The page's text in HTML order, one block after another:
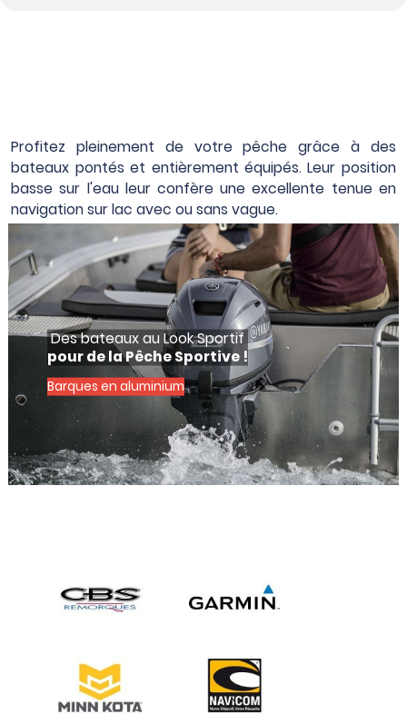
Profitez pleinement de votre pêche grâce à des
bateaux pontés et entièrement équipés. Leur position
basse sur l'eau leur confère une excellente tenue en
navigation sur lac avec ou sans vague.
Des bateaux au Look Sportif
pour de la Pêche Sportive !
Barques en aluminium